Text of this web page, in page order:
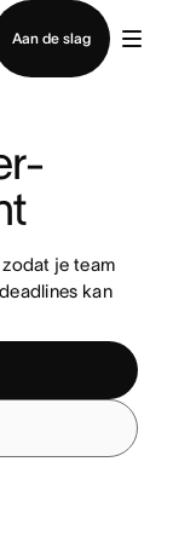
Aan de slag
je team
kan